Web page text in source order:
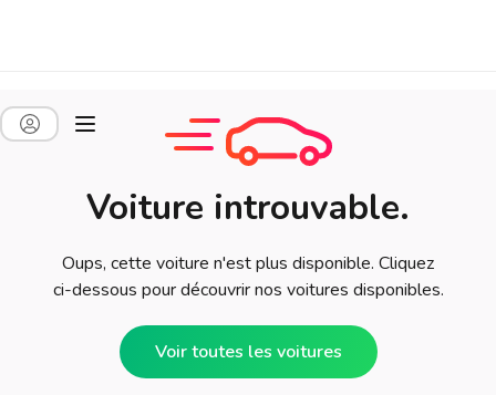
Voiture introuvable.
Oups, cette voiture n'est plus disponible. Cliquez
ci-dessous pour découvrir nos voitures disponibles.
Voir toutes les voitures